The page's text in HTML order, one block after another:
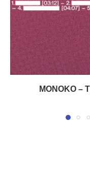
MONOKO –